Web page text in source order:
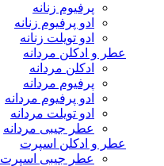
پرفیوم زنانه
ادو پرفیوم زنانه
ادو تویلت زنانه
عطر و ادکلن مردانه
ادکلن مردانه
پرفیوم مردانه
ادو پرفیوم مردانه
ادو تویلت مردانه
عطر جیبی مردانه
عطر و ادکلن اسپرت
عطر جیبی اسپرت